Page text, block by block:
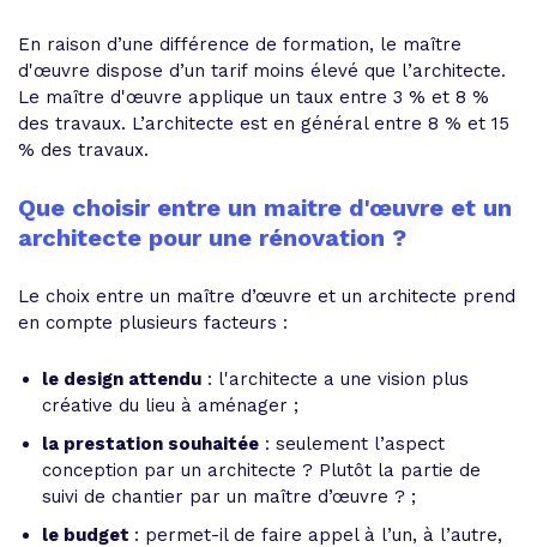
En raison d’une différence de formation, le maître
d'œuvre dispose d’un tarif moins élevé que l’architecte.
Le maître d'œuvre applique un taux entre 3 % et 8 %
des travaux. L’architecte est en général entre 8 % et 15
% des travaux.
Que choisir entre un maitre d'œuvre et un
architecte pour une rénovation ?
Le choix entre un maître d’œuvre et un architecte prend
en compte plusieurs facteurs :
le design attendu : l'architecte a une vision plus
créative du lieu à aménager ;
la prestation souhaitée : seulement l’aspect
conception par un architecte ? Plutôt la partie de
suivi de chantier par un maître d’œuvre ? ;
le budget : permet-il de faire appel à l’un, à l’autre,